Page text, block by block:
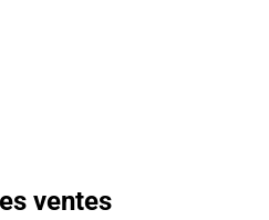
ventes